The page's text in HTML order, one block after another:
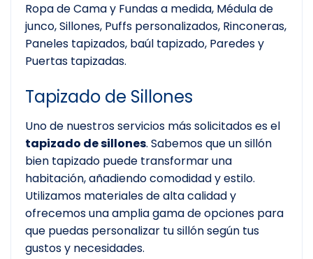
Ropa de Cama y Fundas a medida, Médula de
junco, Sillones, Puffs personalizados, Rinconeras,
Paneles tapizados, baúl tapizado, Paredes y
Puertas tapizadas.
Tapizado de Sillones
Uno de nuestros servicios más solicitados es el
tapizado de sillones. Sabemos que un sillón
bien tapizado puede transformar una
habitación, añadiendo comodidad y estilo.
Utilizamos materiales de alta calidad y
ofrecemos una amplia gama de opciones para
que puedas personalizar tu sillón según tus
gustos y necesidades.